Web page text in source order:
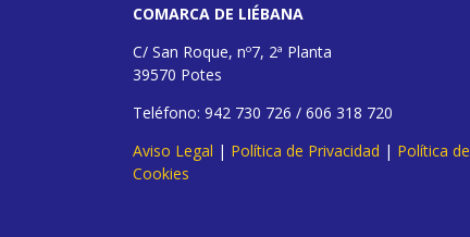
COMARCA DE LIÉBANA
C/ San Roque, nº7, 2ª Planta
39570 Potes
Teléfono: 942 730 726 / 606 318 720
Aviso Legal | Política de Privacidad | Política de
Cookies